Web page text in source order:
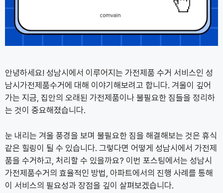
안녕하세요! 성남시에서 이루어지는 가전제품 수거 서비스인 성
남시가전제품수거에 대해 이야기해보려고 합니다. 겨울이 깊어
가는 지금, 집안의 오래된 가전제품이나 불필요한 짐들을 정리하
는 것이 중요해졌습니다.
눈 내리는 겨울 풍경을 보며 불필요한 짐을 해결해보는 것은 휴식
같은 힐링이 될 수 있습니다. 그렇다면 어떻게 성남시에서 가전제
품을 수거하고, 처리할 수 있을까요? 이번 포스팅에서는 성남시
가전제품수거의 효율적인 방법, 아파트에서의 진행 사례를 통해
이 서비스의 필요성과 장점을 깊이 살펴보겠습니다.